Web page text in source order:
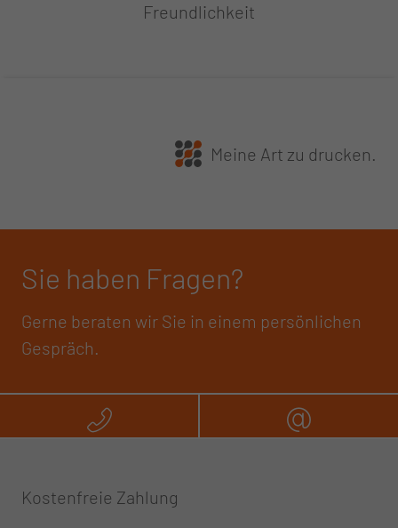
Freundlichkeit
Meine Art zu drucken.
Sie haben Fragen?
Gerne beraten wir Sie in einem persönlichen
Gespräch.
Rufen Sie uns an
Kostenfreie Zahlung